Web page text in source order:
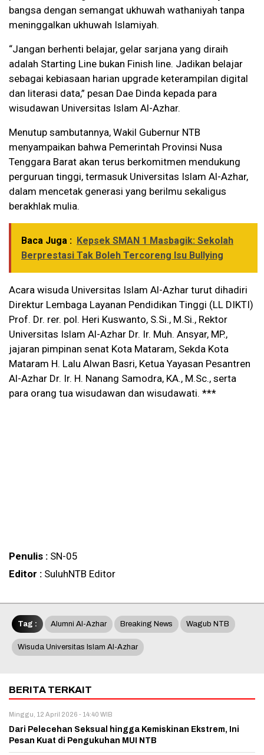
bangsa dengan semangat ukhuwah wathaniyah tanpa
meninggalkan ukhuwah Islamiyah.
“Jangan berhenti belajar, gelar sarjana yang diraih
adalah Starting Line bukan Finish line. Jadikan belajar
sebagai kebiasaan harian upgrade keterampilan digital
dan literasi data,” pesan Dae Dinda kepada para
wisudawan Universitas Islam Al-Azhar.
Menutup sambutannya, Wakil Gubernur NTB
menyampaikan bahwa Pemerintah Provinsi Nusa
Tenggara Barat akan terus berkomitmen mendukung
perguruan tinggi, termasuk Universitas Islam Al-Azhar,
dalam mencetak generasi yang berilmu sekaligus
berakhlak mulia.
Baca Juga : Kepsek SMAN 1 Masbagik: Sekolah
Berprestasi Tak Boleh Tercoreng Isu Bullying
Acara wisuda Universitas Islam Al-Azhar turut dihadiri
Direktur Lembaga Layanan Pendidikan Tinggi (LL DIKTI)
Prof. Dr. rer. pol. Heri Kuswanto, S.Si., M.Si., Rektor
Universitas Islam Al-Azhar Dr. Ir. Muh. Ansyar, MP.,
jajaran pimpinan senat Kota Mataram, Sekda Kota
Mataram H. Lalu Alwan Basri, Ketua Yayasan Pesantren
Al-Azhar Dr. Ir. H. Nanang Samodra, KA., M.Sc., serta
para orang tua wisudawan dan wisudawati. ***
Penulis : SN-05
Editor : SuluhNTB Editor
Tag : Alumni Al-Azhar Breaking News Wagub NTB
Wisuda Universitas Islam Al-Azhar
BERITA TERKAIT
Minggu, 12 April 2026 - 14:40 WIB
Dari Pelecehan Seksual hingga Kemiskinan Ekstrem, Ini
Pesan Kuat di Pengukuhan MUI NTB